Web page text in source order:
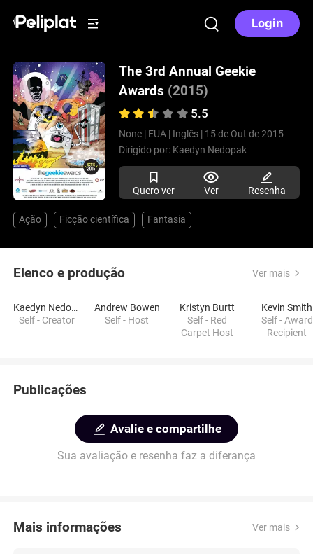
Login
The 3rd Annual Geekie
Awards (2015)
5.5
None | EUA | Inglês | 15 de Out de 2015
Dirigido por: Kaedyn Nedopak
Quero ver Ver Resenha
Ação Ficção científica Fantasia
Elenco e produção Ver mais
Kaedyn Nedopak
Self - Creator
Andrew Bowen
Self - Host
Kristyn Burtt
Self - Red
Carpet Host
Kevin Smith
Self - Award
Recipient
Publicações
Avalie e compartilhe
Sua avaliação e resenha faz a diferança
Mais informações Ver mais